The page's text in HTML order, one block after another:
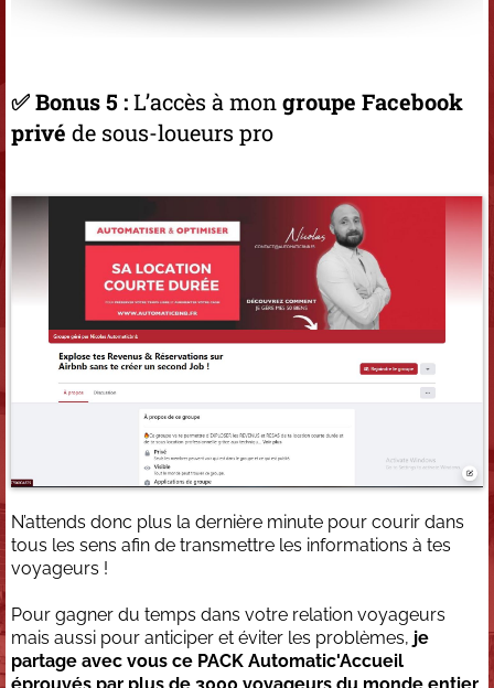
✅ Bonus 5 :L’accès à mongroupe Facebook
privé de sous-loueurs pro
N’attends donc plus la dernière minute pour courir dans
tous les sens afin de transmettre les informations à tes
voyageurs !
Pour gagner du temps dans votre relation voyageurs
mais aussi pour anticiper et éviter les problèmes, je
partage avec vous ce PACK Automatic'Accueil